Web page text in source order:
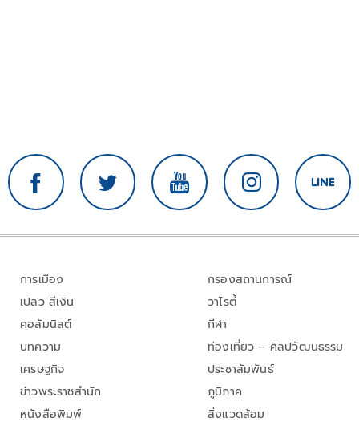
การเมือง
เปลว สีเงิน
คอลัมนิสต์
บทความ
เศรษฐกิจ
ข่าวพระราชสำนัก
หนังสือพิมพ์
กรองสถานการณ์
วาไรตี้
กีฬา
ท่องเที่ยว – ศิลปวัฒนธรรม
ประชาสัมพันธ์
ภูมิภาค
สิ่งแวดล้อม